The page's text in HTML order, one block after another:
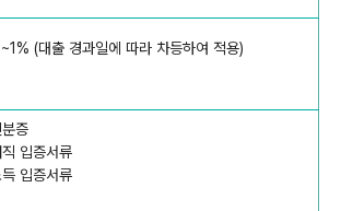
(대출 경과일에 따라 차등하여 적용)
증
입증서류
입증서류